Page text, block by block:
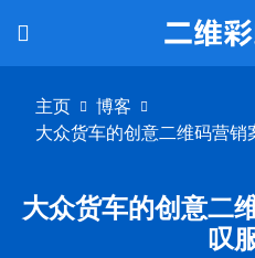
主页
博客
大众货车的创意二维码营销
大众货车的创意二
叹